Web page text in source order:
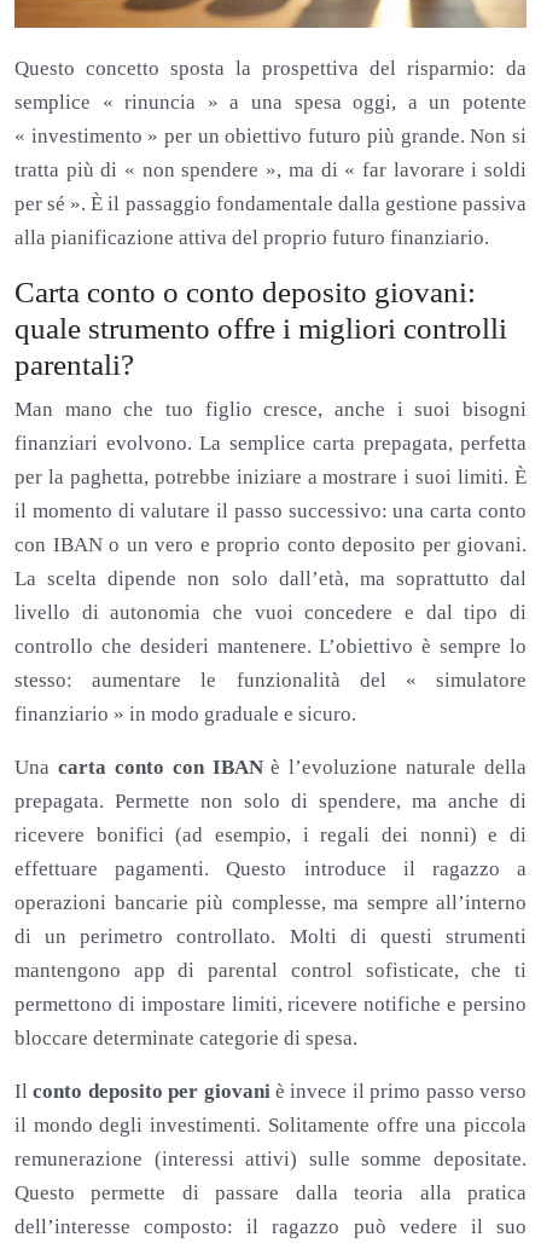
Questo concetto sposta la prospettiva del risparmio: da
semplice « rinuncia » a una spesa oggi, a un potente
« investimento » per un obiettivo futuro più grande. Non si
tratta più di « non spendere », ma di « far lavorare i soldi
per sé ». È il passaggio fondamentale dalla gestione passiva
alla pianificazione attiva del proprio futuro finanziario.
Carta conto o conto deposito giovani:
quale strumento offre i migliori controlli
parentali?
Man mano che tuo figlio cresce, anche i suoi bisogni
finanziari evolvono. La semplice carta prepagata, perfetta
per la paghetta, potrebbe iniziare a mostrare i suoi limiti. È
il momento di valutare il passo successivo: una carta conto
con IBAN o un vero e proprio conto deposito per giovani.
La scelta dipende non solo dall’età, ma soprattutto dal
livello di autonomia che vuoi concedere e dal tipo di
controllo che desideri mantenere. L’obiettivo è sempre lo
stesso: aumentare le funzionalità del « simulatore
finanziario » in modo graduale e sicuro.
Una carta conto con IBANè l’evoluzione naturale della
prepagata. Permette non solo di spendere, ma anche di
ricevere bonifici (ad esempio, i regali dei nonni) e di
effettuare pagamenti. Questo introduce il ragazzo a
operazioni bancarie più complesse, ma sempre all’interno
di un perimetro controllato. Molti di questi strumenti
mantengono app di parental control sofisticate, che ti
permettono di impostare limiti, ricevere notifiche e persino
bloccare determinate categorie di spesa.
Ilconto deposito per giovaniè invece il primo passo verso
il mondo degli investimenti. Solitamente offre una piccola
remunerazione (interessi attivi) sulle somme depositate.
Questo permette di passare dalla teoria alla pratica
dell’interesse composto: il ragazzo può vedere il suo